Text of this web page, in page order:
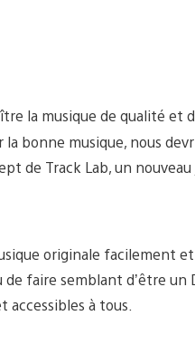
la musique de qualité et
bonne musique, nous
de Track Lab, un
originale facilement et
faire semblant d’être un
à tous.